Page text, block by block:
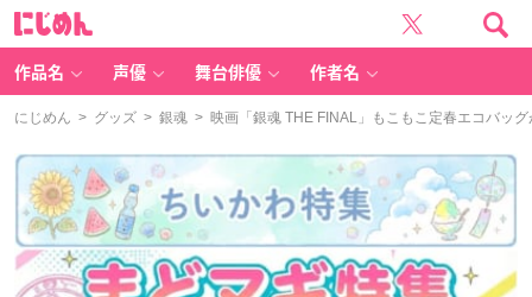
作品名 声優 舞台俳優 作者名
にじめん > グッズ > 銀魂 > 映画「銀魂 THE FINAL」もこもこ定春エコバッ